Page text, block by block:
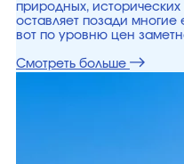
природных, исторических
оставляет позади многие
вот по уровню цен
Смотреть больше